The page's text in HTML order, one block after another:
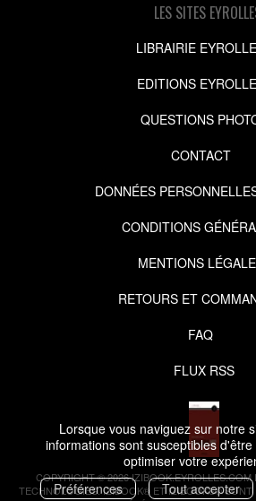
Lorsque vous naviguez sur notre
informations sont susceptibles
optimiser votre
Préférences
Tout accepter
LES SITES
LIBRAIRIE
EDITIONS
QUESTIONS
CONTACT
DONNÉES
CONDITIONS
MENTIONS
RETOURS ET
FAQ
FLUX RSS
COPYRIGHT © 2026 IZIBOOK.EYROLLES.COM
TECHNOLOGIES.IZIBOOK® ETIZIBOOKS®SONT